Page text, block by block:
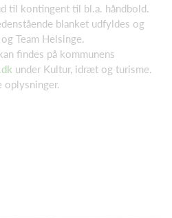
til kontingent til bl.a. håndbold.
blanket udfyldes og
Team Helsinge.
findes på kommunens
under Kultur, idræt og turisme.
oplysninger.